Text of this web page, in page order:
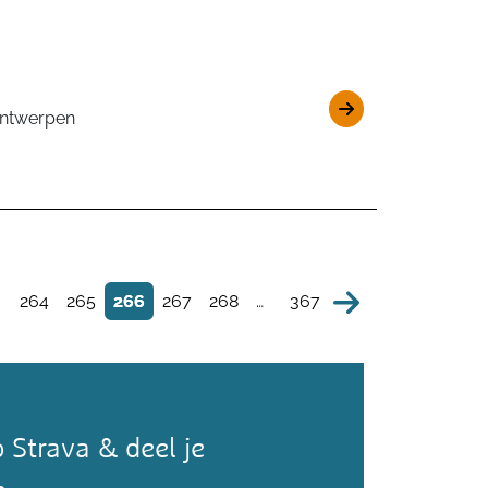
264 265 266 267 268 … 367
Strava & deel je